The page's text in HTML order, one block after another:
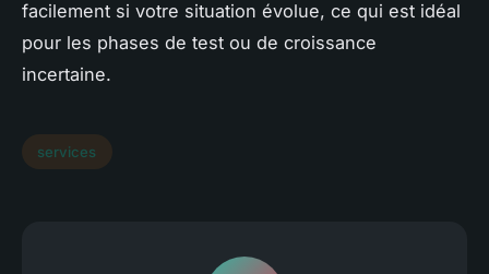
facilement si votre situation évolue, ce qui est idéal
pour les phases de test ou de croissance
incertaine.
services